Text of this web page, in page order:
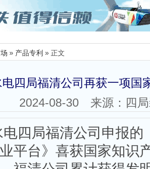
» 产品专利 » 正文
四局福清公司再获一项国
2024-08-30 来源：四
四局福清公司申报的
平台》喜获国家知识